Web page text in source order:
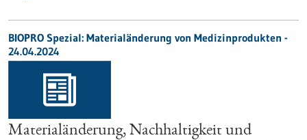
BIOPRO Spezial: Materialänderung von Medizinprodukten -
24.04.2024
Materialänderung, Nachhaltigkeit und